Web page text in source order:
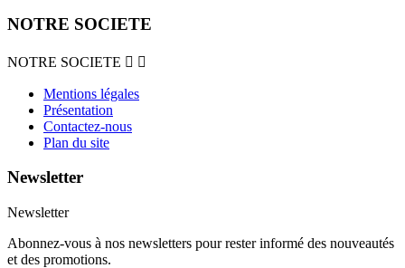
NOTRE SOCIETE
NOTRE SOCIETE  
Mentions légales
Présentation
Contactez-nous
Plan du site
Newsletter
Newsletter
Abonnez-vous à nos newsletters pour rester informé des nouveautés
et des promotions.